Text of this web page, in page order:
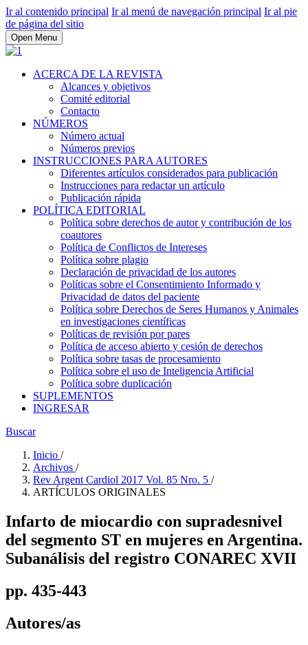
Ir al contenido principal Ir al menú de navegación principal Ir al pie
de página del sitio
Open Menu
ACERCA DE LA REVISTA
Alcances y objetivos
Comité editorial
Contacto
NÚMEROS
Número actual
Números previos
INSTRUCCIONES PARA AUTORES
Diferentes artículos considerados para publicación
Instrucciones para redactar un artículo
Publicación rápida
POLÍTICA EDITORIAL
Política sobre derechos de autor y contribución de los
coautores
Política de Conflictos de Intereses
Política sobre plagio
Declaración de privacidad de los autores
Políticas sobre el Consentimiento Informado y
Privacidad de datos del paciente
Política sobre Derechos de Seres Humanos y Animales
en investigaciones científicas
Políticas de revisión por pares
Política de acceso abierto y cesión de derechos
Política sobre tasas de procesamiento
Política sobre el uso de Inteligencia Artificial
Política sobre duplicación
SUPLEMENTOS
INGRESAR
Buscar
Inicio /
Archivos /
Rev Argent Cardiol 2017 Vol. 85 Nro. 5 /
ARTÍCULOS ORIGINALES
Infarto de miocardio con supradesnivel
del segmento ST en mujeres en Argentina.
Subanálisis del registro CONAREC XVII
pp. 435-443
Autores/as